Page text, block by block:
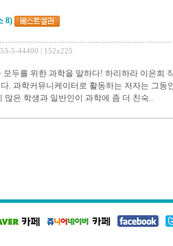
8)
5-44400 | 152x225
두를 위한 과학을 말하다! 하리하라 이은희
. 과학커뮤니케이터로 활동하는 저자는 그동
은 학생과 일반인이 과학에 좀 더 친숙..